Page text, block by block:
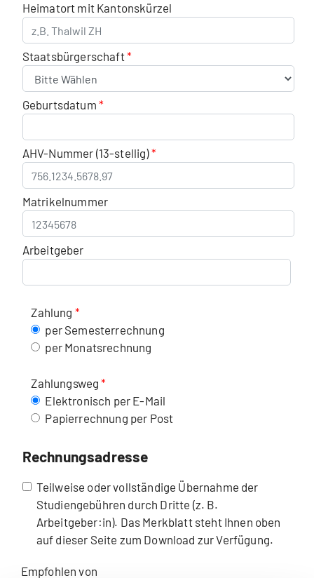
Heimatort mit Kantonskürzel
Staatsbürgerschaft
Geburtsdatum
AHV-Nummer (13-stellig)
Matrikelnummer
Arbeitgeber
Zahlung
per Semesterrechnung
per Monatsrechnung
Zahlungsweg
Elektronisch per E-Mail
Papierrechnung per Post
Teilweise oder vollständige Übernahme der
Studiengebühren durch Dritte (z. B.
Arbeitgeber:in). Das Merkblatt steht Ihnen oben
auf dieser Seite zum Download zur Verfügung.
Rechnungsadresse
Empfohlen von